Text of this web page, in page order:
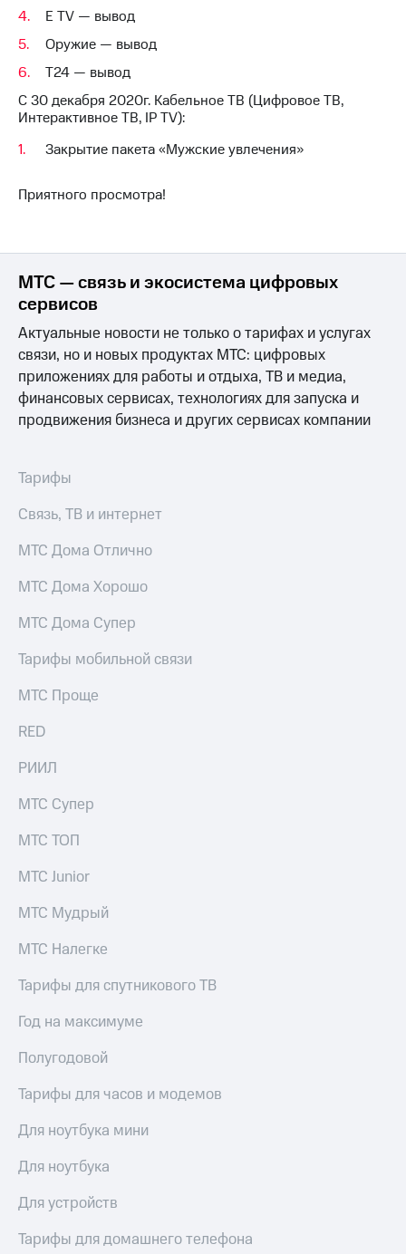
Выбрать
номер
Заменить
SIM-
карту
на
и подключите
ТВ
с выгодным
тарифом
Тарифы
Интернет,
ТВ и телефон
Акции
Домашний
ТВ
Спутниковое
Домашний
номером
Поддержка
и подписки
Premium
Подписка
интернета,
фильмы,
музыка
и многое
другое
группа
Скидка
общие
и услуги,
к геолокации
Интернет,
ТВ и телефон
для дома
Услуги
Личный
интернета
кабинет
спутникового
ТВ
Скачать
приложение
МТС
Акции
Видеонаблюдение
мес
МТС
Premium
Подписка
интернета,
музыка
другое
общие
подписки
и услуги,
к геолокации
Сертификаты
под
в Мой МТС
Посмотрите,
полезного
в нашем
приложении
КИОН
КИОН
Музыка
E TV — вывод
Оружие — вывод
Т24 — вывод
С 30 декабря 2020г. Кабельное ТВ (Цифровое ТВ,
Интерактивное ТВ, IP TV):
Закрытие пакета «Мужские увлечения»
Приятного просмотра!
МТС — связь и экосистема цифровых
сервисов
Актуальные новости не только о тарифах и услугах
связи, но и новых продуктах МТС: цифровых
приложениях для работы и отдыха, ТВ и медиа,
финансовых сервисах, технологиях для запуска и
продвижения бизнеса и других сервисах компании
Тарифы
Связь, ТВ и интернет
МТС Дома Отлично
МТС Дома Хорошо
МТС Дома Супер
Тарифы мобильной связи
МТС Проще
RED
РИИЛ
МТС Супер
МТС ТОП
МТС Junior
МТС Мудрый
МТС Налегке
Тарифы для спутникового ТВ
Год на максимуме
Полугодовой
Тарифы для часов и модемов
Для ноутбука мини
Для ноутбука
Для устройств
Тарифы для домашнего телефона